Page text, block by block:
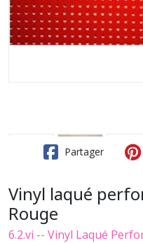
Partager
Vinyl laqué
Rouge
6.2.vi -- Vinyl Laqué